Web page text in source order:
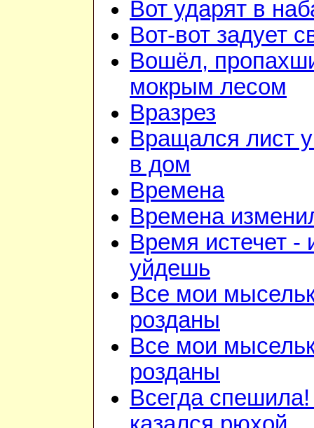
Вот ударят в
Вот-вот задует
Вошёл,
мокрым лесом
Вразрез
Вращался лист
в дом
Времена
Времена
Время истечет -
уйдешь
Все мои
розданы
Все мои
розданы
Всегда